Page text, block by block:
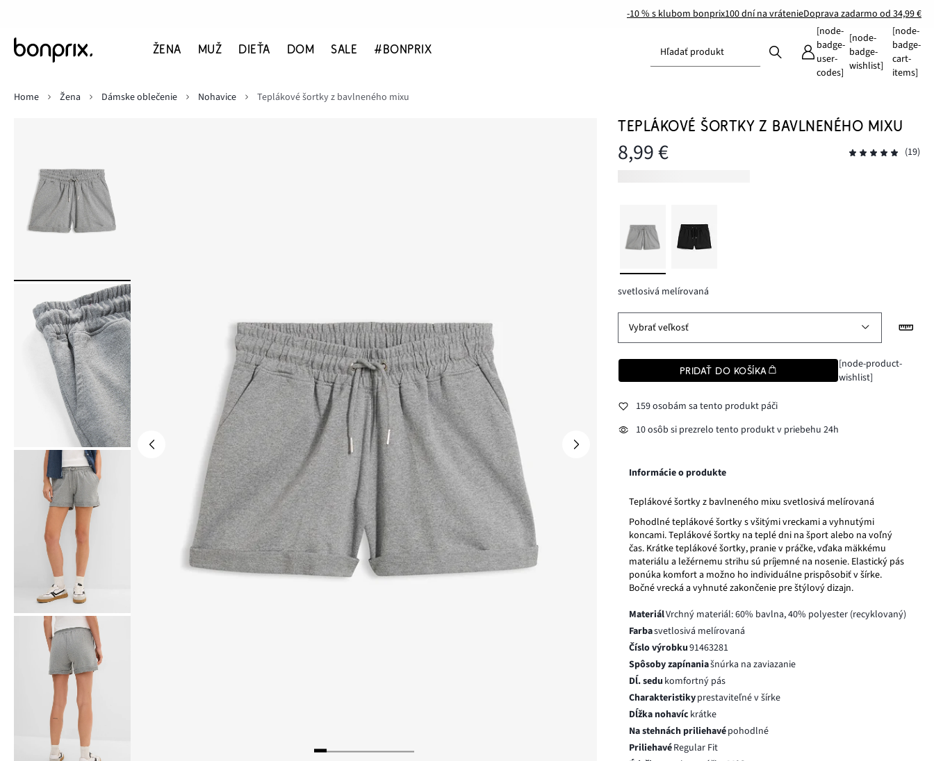
-10 % s klubom bonprix100 dní na vrátenieDoprava zadarmo od 34,99 €
ŽENA MUŽ DIEŤA DOM SALE #BONPRIX Hľadať produkt
[node-
badge-
user-
codes]
[node-
badge-
wishlist]
[node-
badge-
cart-
items]
Home
Žena Dámske oblečenie Nohavice Teplákové šortky z bavlneného mixu
TEPLÁKOVÉ ŠORTKY Z BAVLNENÉHO MIXU
8,99 € (19)
svetlosivá melírovaná
Vybrať veľkosť
PRIDAŤ DO KOŠÍKA
[node-product-
wishlist]
159 osobám sa tento produkt páči
10 osôb si prezrelo tento produkt v priebehu 24h
Informácie o produkte
Teplákové šortky z bavlneného mixu svetlosivá melírovaná
Pohodlné teplákové šortky s všitými vreckami a vyhnutými
koncami. Teplákové šortky na teplé dni na šport alebo na voľný
čas. Krátke teplákové šortky, pranie v práčke, vďaka mäkkému
materiálu a ležérnemu strihu sú príjemné na nosenie. Elastický pás
ponúka komfort a možno ho individuálne prispôsobiť v šírke.
Bočné vrecká a vyhnuté zakončenie pre štýlový dizajn.
MateriálVrchný materiál: 60% bavlna, 40% polyester (recyklovaný)
Farbasvetlosivá melírovaná
Číslo výrobku91463281
Spôsoby zapínaniašnúrka na zaviazanie
Dĺ. sedu komfortný pás
Charakteristikyprestaviteľné v šírke
Dĺžka nohavíc krátke
Na stehnách priliehavépohodlné
PriliehavéRegular Fit